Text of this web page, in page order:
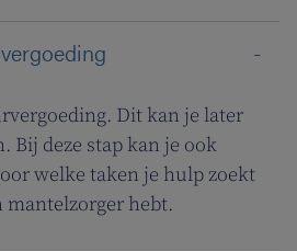
Dit kan je later
Bij deze stap kan je ook
welke taken je hulp zoekt
mantelzorger hebt.